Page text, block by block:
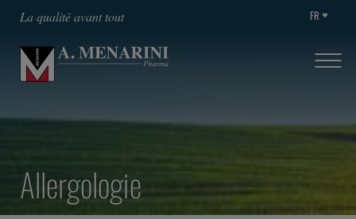
La qualité avant tout FR
Allergologie